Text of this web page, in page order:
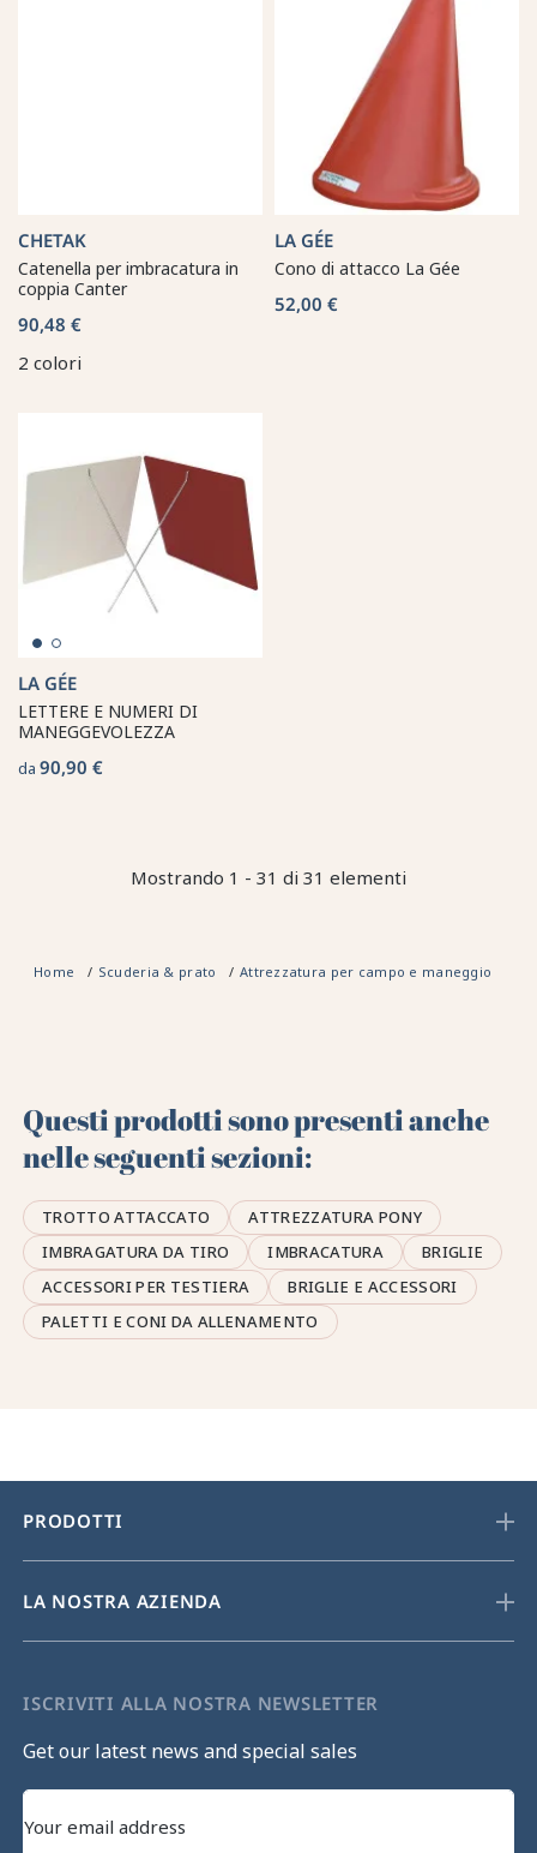
CHETAK
Catenella per imbracatura in
coppia Canter
90,48 €
2 colori
LA GÉE
Cono di attacco La Gée
52,00 €
LA GÉE
LETTERE E NUMERI DI
MANEGGEVOLEZZA
da 90,90 €
Mostrando 1 - 31 di 31 elementi
Home Scuderia & prato Attrezzatura per campo e maneggio
Questi prodotti sono presenti anche
nelle seguenti sezioni:
TROTTO ATTACCATO
ATTREZZATURA PONY
IMBRAGATURA DA TIRO
IMBRACATURA
BRIGLIE
ACCESSORI PER TESTIERA
BRIGLIE E ACCESSORI
PALETTI E CONI DA ALLENAMENTO
PRODOTTI
LA NOSTRA AZIENDA
ISCRIVITI ALLA NOSTRA NEWSLETTER
Get our latest news and special sales